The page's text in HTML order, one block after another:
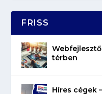
FRISS
térben
Híres cégek